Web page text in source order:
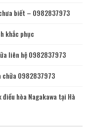
biết – 0982837973
khắc phục
liên hệ 0982837973
chữa 0982837973
hòa Nagakawa tại Hà